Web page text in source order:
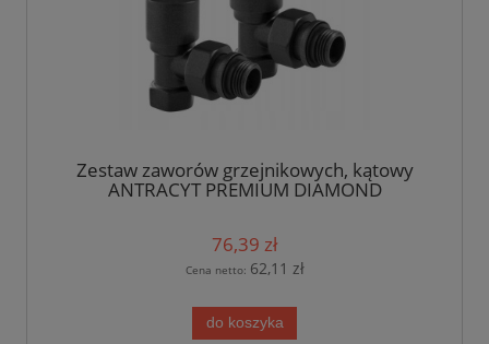
Zestaw zaworów grzejnikowych, kątowy
ANTRACYT PREMIUM DIAMOND
76,39 zł
Cena netto: 62,11 zł
do koszyka